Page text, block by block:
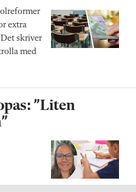
extra
skriver
med
”Liten